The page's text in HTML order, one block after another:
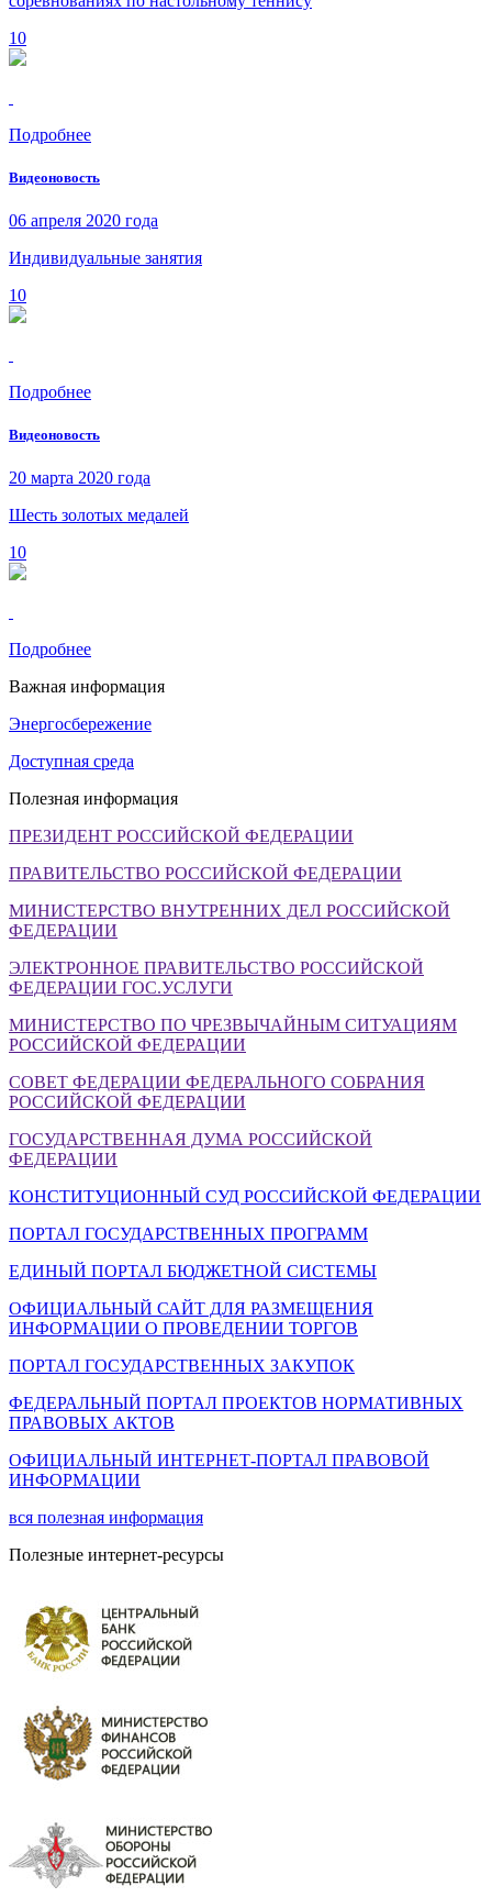
10
Подробнее
Видеоновость
06 апреля 2020 года
Индивидуальные занятия
10
Подробнее
Видеоновость
20 марта 2020 года
Шесть золотых медалей
10
Подробнее
Важная информация
Энергосбережение
Доступная среда
Полезная информация
ПРЕЗИДЕНТ РОССИЙСКОЙ ФЕДЕРАЦИИ
ПРАВИТЕЛЬСТВО РОССИЙСКОЙ ФЕДЕРАЦИИ
МИНИСТЕРСТВО ВНУТРЕННИХ ДЕЛ РОССИЙСКОЙ
ФЕДЕРАЦИИ
ЭЛЕКТРОННОЕ ПРАВИТЕЛЬСТВО РОССИЙСКОЙ
ФЕДЕРАЦИИ ГОС.УСЛУГИ
МИНИСТЕРСТВО ПО ЧРЕЗВЫЧАЙНЫМ СИТУАЦИЯМ
РОССИЙСКОЙ ФЕДЕРАЦИИ
СОВЕТ ФЕДЕРАЦИИ ФЕДЕРАЛЬНОГО СОБРАНИЯ
РОССИЙСКОЙ ФЕДЕРАЦИИ
ГОСУДАРСТВЕННАЯ ДУМА РОССИЙСКОЙ
ФЕДЕРАЦИИ
КОНСТИТУЦИОННЫЙ СУД РОССИЙСКОЙ ФЕДЕРАЦИИ
ПОРТАЛ ГОСУДАРСТВЕННЫХ ПРОГРАММ
ЕДИНЫЙ ПОРТАЛ БЮДЖЕТНОЙ СИСТЕМЫ
ОФИЦИАЛЬНЫЙ САЙТ ДЛЯ РАЗМЕЩЕНИЯ
ИНФОРМАЦИИ О ПРОВЕДЕНИИ ТОРГОВ
ПОРТАЛ ГОСУДАРСТВЕННЫХ ЗАКУПОК
ФЕДЕРАЛЬНЫЙ ПОРТАЛ ПРОЕКТОВ НОРМАТИВНЫХ
ПРАВОВЫХ АКТОВ
ОФИЦИАЛЬНЫЙ ИНТЕРНЕТ-ПОРТАЛ ПРАВОВОЙ
ИНФОРМАЦИИ
вся полезная информация
Полезные интернет-ресурсы